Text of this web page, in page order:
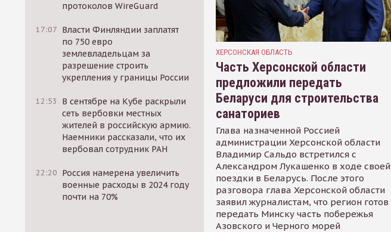
протоколов WireGuard
17:07 Власти Финляндии заплатят
по 750 евро
землевладельцам за
разрешение строить
укрепления у границы России
12:53
В сентябре на Кубе раскрыли
сеть вербовки местных
жителей в российскую армию.
Наемники рассказали, что их
вербовал сотрудник РАН
22:20 Россия намерена увеличить
военные расходы в 2024 году
почти на 70%
ХЕРСОНСКАЯ ОБЛАСТЬ
Часть Херсонской области
предложили передать
Беларуси для строительства
санаториев
Глава назначенной Россией
администрации Херсонской области
Владимир Сальдо встретился с
Александром Лукашенко в ходе своей
поездки в Беларусь. После этого
разговора глава Херсонской области
заявил журналистам, что регион готов
передать Минску часть побережья
Азовского и Черного морей